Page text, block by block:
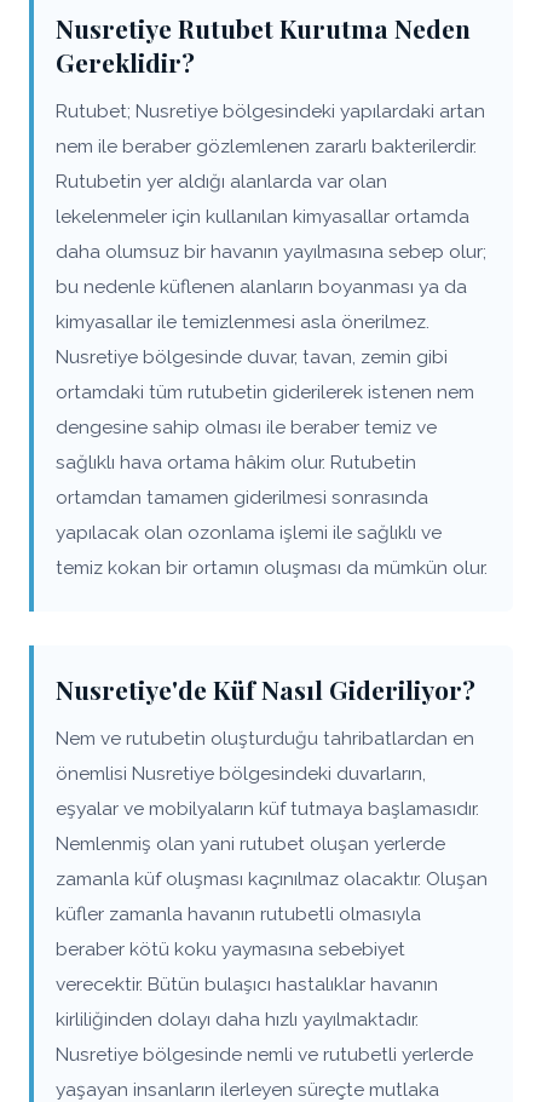
Nusretiye Rutubet Kurutma Neden
Gereklidir?
Rutubet; Nusretiye bölgesindeki yapılardaki artan
nem ile beraber gözlemlenen zararlı bakterilerdir.
Rutubetin yer aldığı alanlarda var olan
lekelenmeler için kullanılan kimyasallar ortamda
daha olumsuz bir havanın yayılmasına sebep olur;
bu nedenle küflenen alanların boyanması ya da
kimyasallar ile temizlenmesi asla önerilmez.
Nusretiye bölgesinde duvar, tavan, zemin gibi
ortamdaki tüm rutubetin giderilerek istenen nem
dengesine sahip olması ile beraber temiz ve
sağlıklı hava ortama hâkim olur. Rutubetin
ortamdan tamamen giderilmesi sonrasında
yapılacak olan ozonlama işlemi ile sağlıklı ve
temiz kokan bir ortamın oluşması da mümkün olur.
Nusretiye'de Küf Nasıl Gideriliyor?
Nem ve rutubetin oluşturduğu tahribatlardan en
önemlisi Nusretiye bölgesindeki duvarların,
eşyalar ve mobilyaların küf tutmaya başlamasıdır.
Nemlenmiş olan yani rutubet oluşan yerlerde
zamanla küf oluşması kaçınılmaz olacaktır. Oluşan
küfler zamanla havanın rutubetli olmasıyla
beraber kötü koku yaymasına sebebiyet
verecektir. Bütün bulaşıcı hastalıklar havanın
kirliliğinden dolayı daha hızlı yayılmaktadır.
Nusretiye bölgesinde nemli ve rutubetli yerlerde
yaşayan insanların ilerleyen süreçte mutlaka